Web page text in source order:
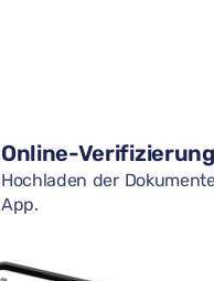
Online-Verifizierung
Hochladen der
App.